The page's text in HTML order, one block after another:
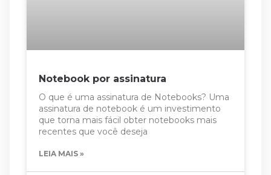
Notebook por assinatura
O que é uma assinatura de Notebooks? Uma
assinatura de notebook é um investimento
que torna mais fácil obter notebooks mais
recentes que você deseja
LEIA MAIS »